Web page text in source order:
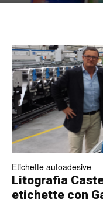
Etichette autoadesive
Litografia
etichette con